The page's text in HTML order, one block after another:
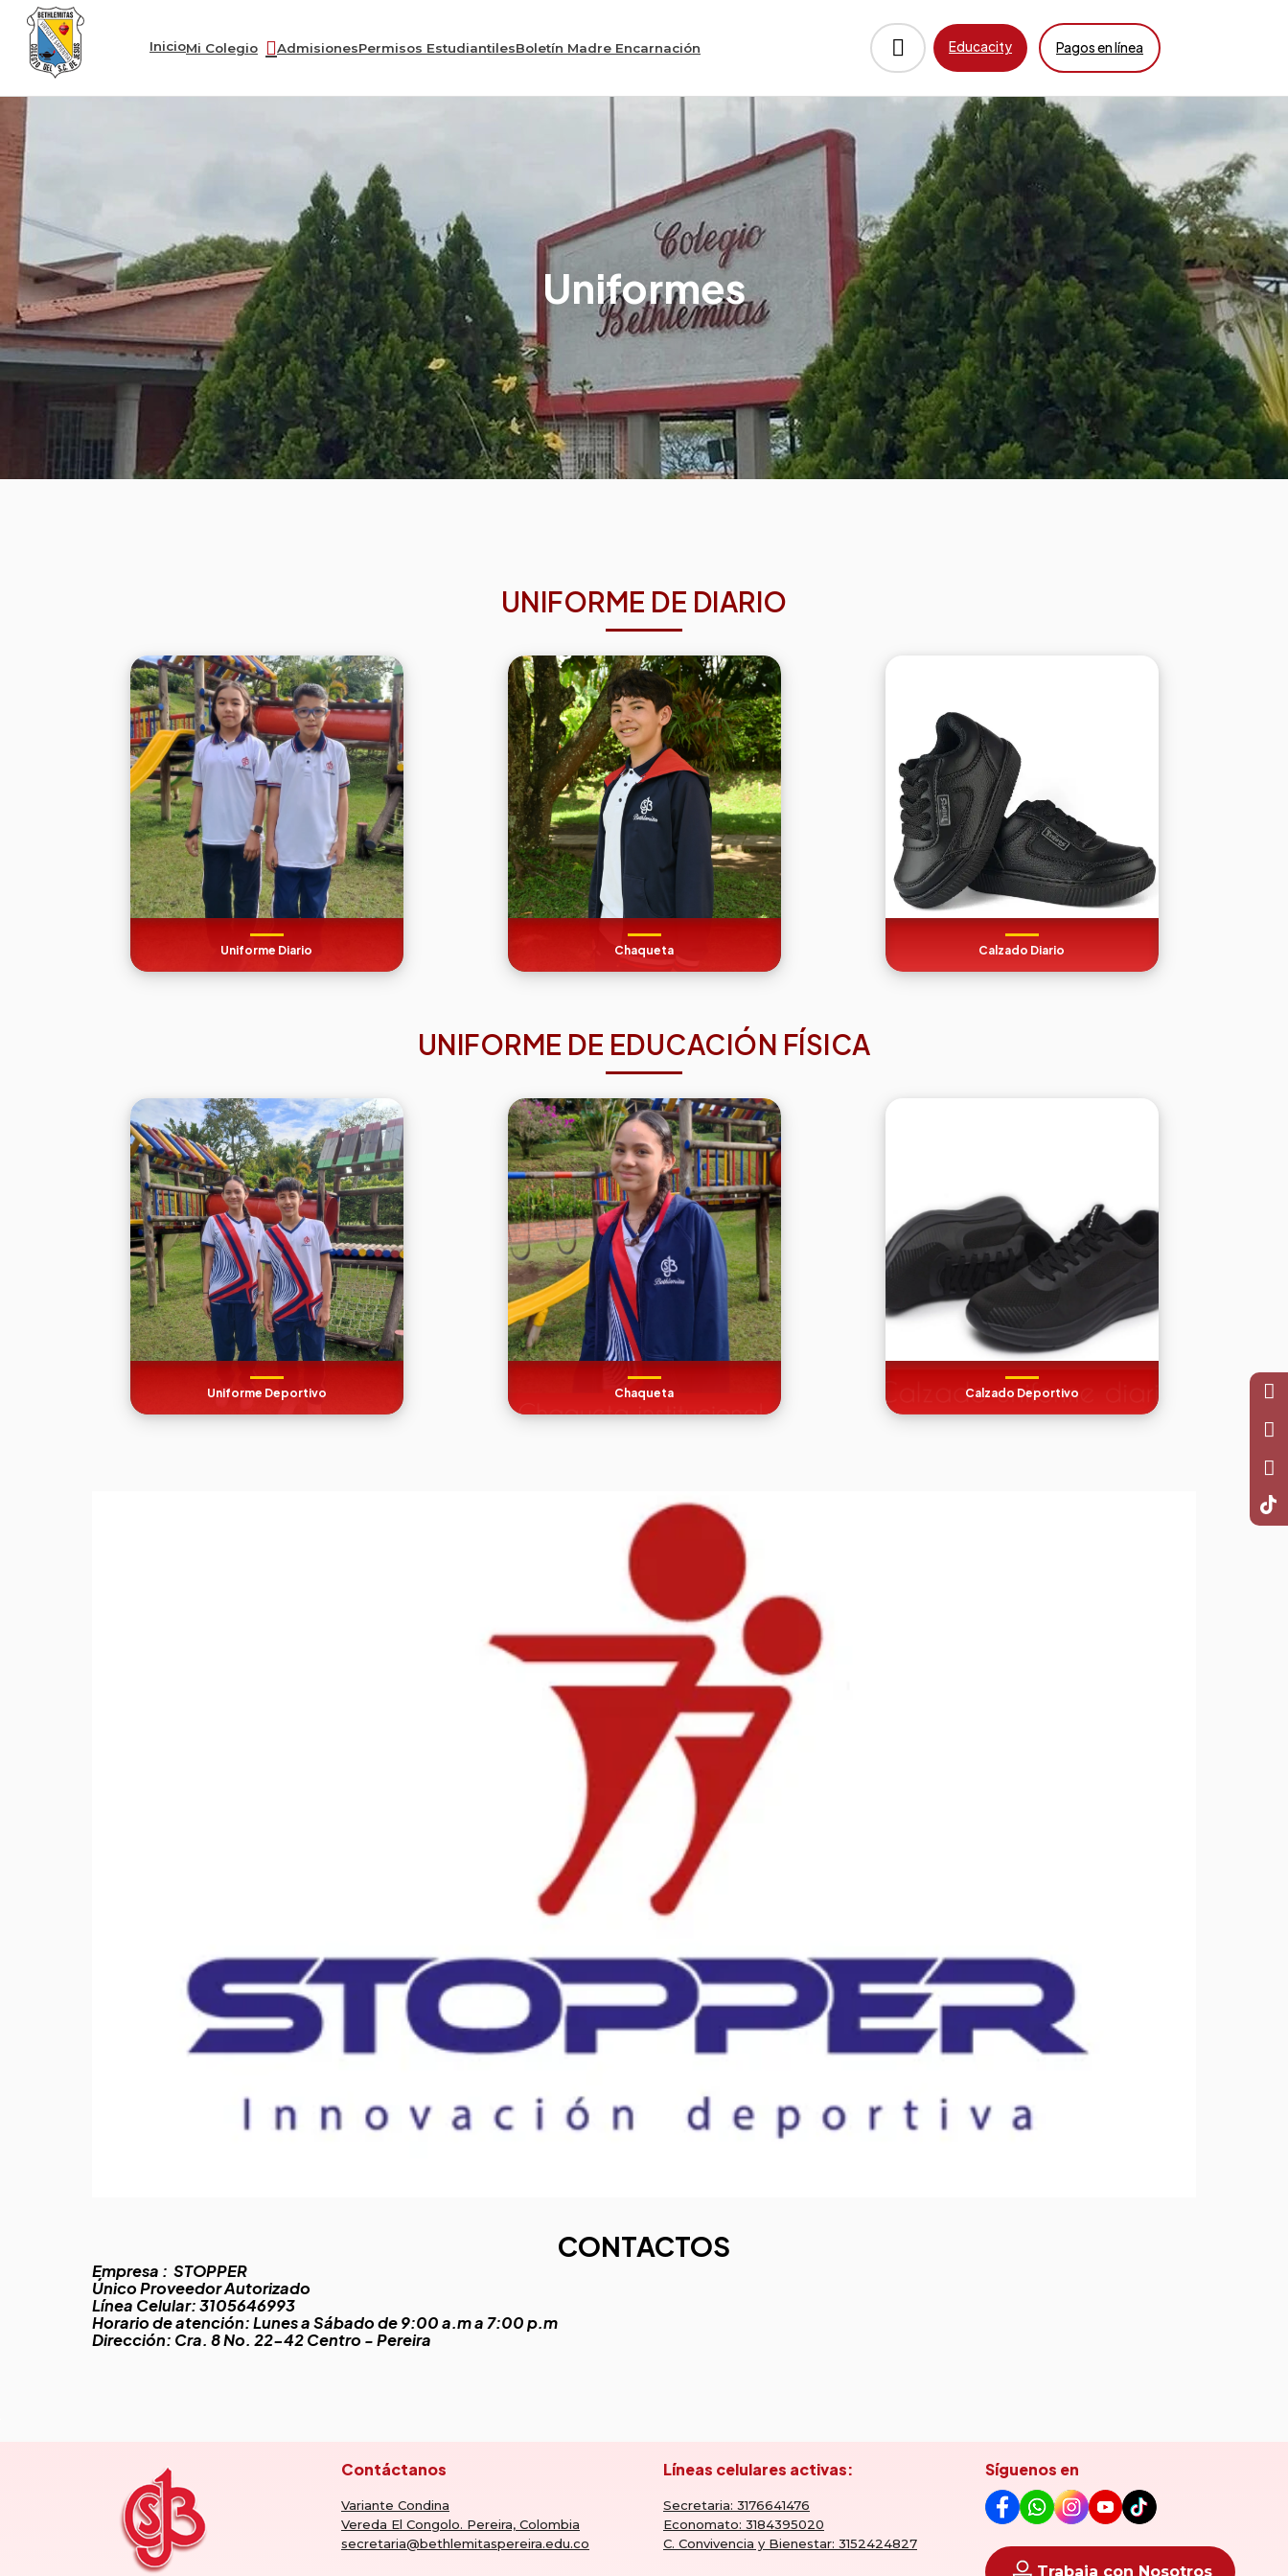
InicioMi Colegio AdmisionesPermisos EstudiantilesBoletín Madre Encarnación Educacity Pagos en línea
Uniformes
UNIFORME DE DIARIO
Uniforme Diario Chaqueta Calzado Diario
UNIFORME DE EDUCACIÓN FÍSICA
Uniforme Deportivo Chaqueta Calzado Deportivo
CONTACTOS
Empresa : STOPPER
Único Proveedor Autorizado
Línea Celular: 3105646993
Horario de atención: Lunes a Sábado de 9:00 a.m a 7:00 p.m
Dirección: Cra. 8 No. 22-42 Centro - Pereira
Contáctanos
Variante Condina
Vereda El Congolo. Pereira, Colombia
secretaria@bethlemitaspereira.edu.co
Líneas celulares activas:
Secretaria: 3176641476
Economato: 3184395020
C. Convivencia y Bienestar: 3152424827
Síguenos en
Trabaja con Nosotros